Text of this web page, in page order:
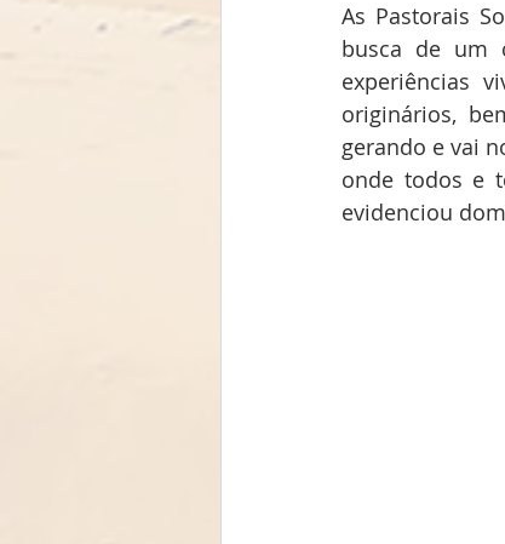
As Pastorais
busca de um
experiências
originários,
gerando e vai
onde todos e
evidenciou